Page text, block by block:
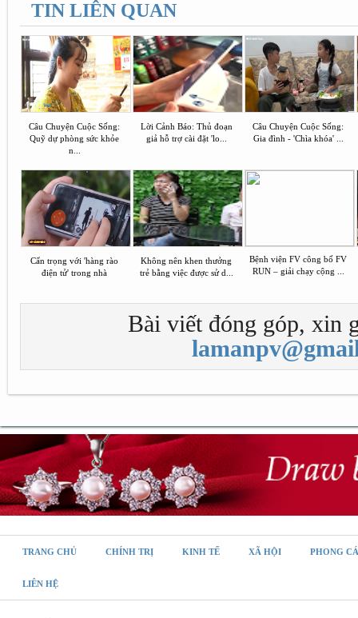
TIN LIÊN QUAN
Câu Chuyện Cuộc Sống:
Quỹ dự phòng sức khỏe
n...
Lời Cảnh Báo: Thủ đoạn
giả hỗ trợ cài đặt 'lo...
Câu Chuyện Cuộc Sống:
Gia đình - 'Chìa khóa' ...
Cẩn trọng với 'hàng rào
điện tử' trong nhà
Không nên khen thưởng
trẻ bằng việc được sử d...
Bệnh viện FV công bố FV
RUN – giải chạy cộng ...
Bài viết đóng góp, xin
TRANG CHỦ CHÍNH TRỊ KINH TẾ XÃ HỘI PHONG
LIÊN HỆ